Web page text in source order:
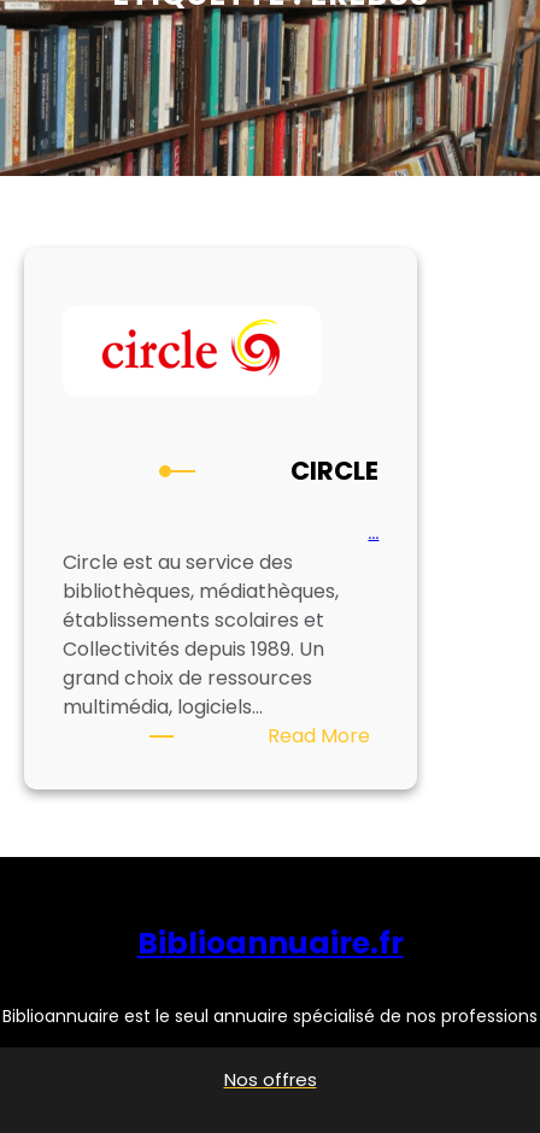
CIRCLE
…
Circle est au service des
bibliothèques, médiathèques,
établissements scolaires et
Collectivités depuis 1989. Un
grand choix de ressources
multimédia, logiciels…
Read More:
Biblioannuaire.fr
Biblioannuaire est le seul annuaire spécialisé de nos professions
Nos offres